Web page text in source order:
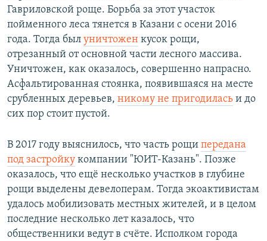
Гавриловской роще. Борьба за этот участок
пойменного леса тянется в Казани с осени 2016
года. Тогда был уничтожен кусок рощи,
отрезанный от основной части лесного массива.
Уничтожен, как оказалось, совершенно напрасно.
Асфальтированная стоянка, появившаяся на месте
срубленных деревьев, никому не пригодилась и до
сих пор стоит пустой.
В 2017 году выяснилось, что часть рощи передана
под застройку компании "ЮИТ-Казань". Позже
оказалось, что ещё несколько участков в глубине
рощи выделены девелоперам. Тогда экоактивистам
удалось мобилизовать местных жителей, и в целом
последние несколько лет казалось, что
общественники ведут в счёте. Исполком города